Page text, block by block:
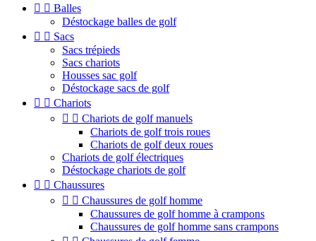
  Balles
Déstockage balles de golf
  Sacs
Sacs trépieds
Sacs chariots
Housses sac golf
Déstockage sacs de golf
  Chariots
  Chariots de golf manuels
Chariots de golf trois roues
Chariots de golf deux roues
Chariots de golf électriques
Déstockage chariots de golf
  Chaussures
  Chaussures de golf homme
Chaussures de golf homme à crampons
Chaussures de golf homme sans crampons